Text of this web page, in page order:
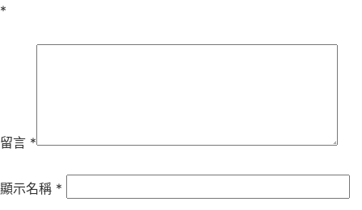
*
留言 *
顯示名稱 *